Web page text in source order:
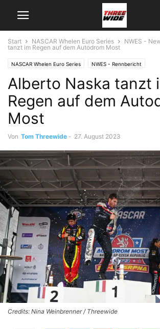
Start NASCAR Whelen Euro Series NWES -
tanzt im Regen auf dem Autodrom Most
NASCAR Whelen Euro Series NWES - Rennbericht
Alberto Naska tanzt
Regen auf dem
Most
Von Tom Threewide - 27. August 2023
Credits: Nina Weinbrenner / Threewide